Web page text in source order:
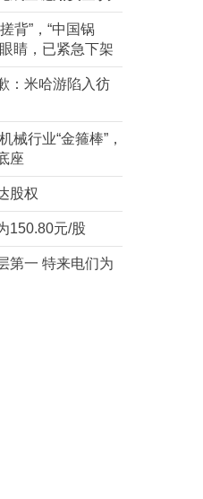
背”，“中国锅
睛，已紧急下架
：米哈游陷入彷
械行业“金箍棒”，
座
股权
150.80元/股
第一 特来电们为